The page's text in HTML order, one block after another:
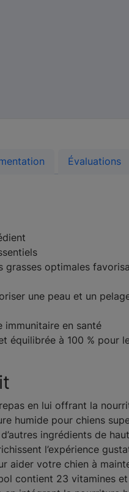
Évaluations
grasses optimales
une peau et un
immunitaire en santé
équilibrée à 100 % pour
en lui offrant la
humide pour chiens
ingrédients de
l’expérience
aider votre chien à
contient 23 vitamines